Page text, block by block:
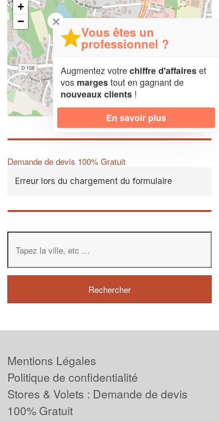
+
−
Demande de devis 100% Gratuit
Erreur lors du chargement du formulaire
✕
Vous êtes un
professionnel ?
Augmentez votrechiffre d'affaireset
vos margestout en gagnant de
nouveaux clients !
En savoir plus
Mentions Légales
Politique de confidentialité
Stores & Volets : Demande de devis
100% Gratuit